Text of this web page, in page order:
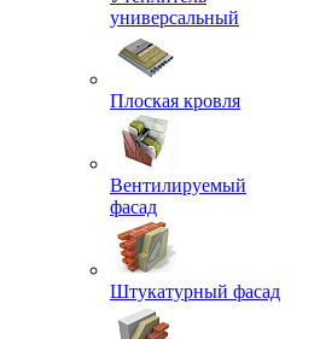
универсальный
Плоская кровля
Вентилируемый
фасад
Штукатурный фасад